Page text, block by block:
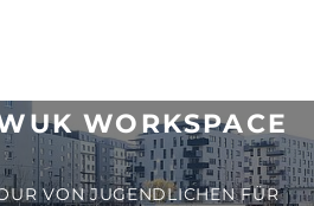
WORKSPACE
VON JUGENDLICHEN FÜR